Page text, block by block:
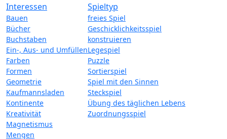
Interessen
Bauen
Bücher
Buchstaben
Ein-, Aus- und Umfüllen
Farben
Formen
Geometrie
Kaufmannsladen
Kontinente
Kreativität
Magnetismus
Mengen
Spieltyp
freies Spiel
Geschicklichkeitsspiel
konstruieren
Legespiel
Puzzle
Sortierspiel
Spiel mit den Sinnen
Steckspiel
Übung des täglichen Lebens
Zuordnungsspiel